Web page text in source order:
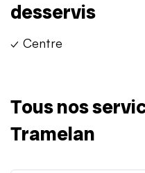
desservis
✓ Centre
Tous nos
Tramelan